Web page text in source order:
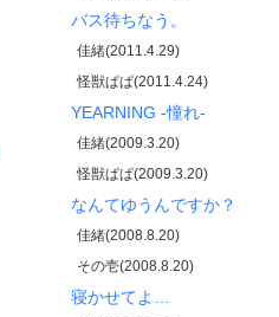
バス待ちなう。
佳緒(2011.4.29)
怪獣ぱぱ(2011.4.24)
YEARNING -憧れ-
佳緒(2009.3.20)
怪獣ぱぱ(2009.3.20)
なんてゆうんですか？
佳緒(2008.8.20)
その壱(2008.8.20)
寝かせてよ…